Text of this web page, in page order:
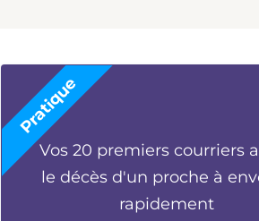
Vos 20 premiers courriers
le décès d'un proche à
rapidement